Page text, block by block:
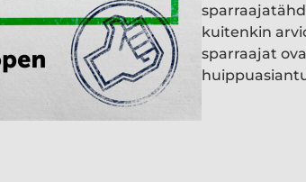
kuitenkin
sparraajat